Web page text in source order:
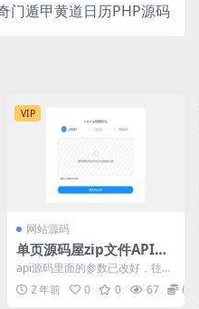
门遁甲黄道日历PHP源码
VIP
网站源码
单页源码屋zip文件API源
码
api源码里面的参数已改好，往服
务器或主机一丢就行，出现不能
加密了就是加密次数达...
2 年前 0 0 67 61